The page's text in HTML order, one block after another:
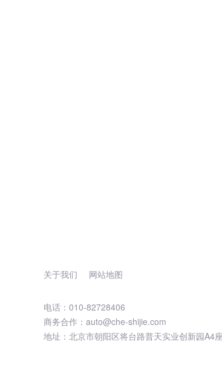
关于我们 网站地图
电话：010-82728406
商务合作：auto@che-shijie.com
地址：北京市朝阳区将台路普天实业创新园A4